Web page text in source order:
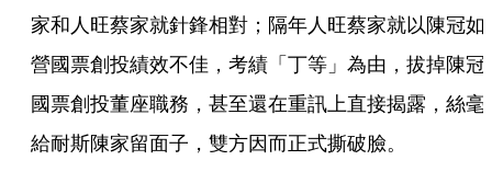
家和人旺蔡家就針鋒相對；隔年人旺蔡家就以陳冠如
營國票創投績效不佳，考績「丁等」為由，拔掉陳冠
國票創投董座職務，甚至還在重訊上直接揭露，絲毫
給耐斯陳家留面子，雙方因而正式撕破臉。